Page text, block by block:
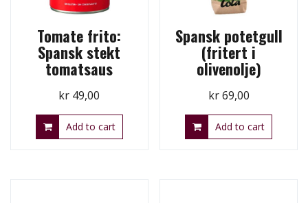
Tomate frito:
Spansk stekt
tomatsaus
kr 49,00
Add to cart
Spansk potetgull
(fritert i
olivenolje)
kr69,00
Add to cart